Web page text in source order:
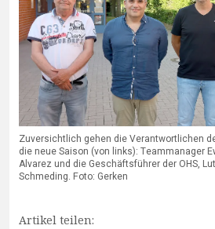
Zuversichtlich gehen die Verantwortlichen
die neue Saison (von links): Teammanager
Alvarez und die Geschäftsführer der OHS,
Schmeding. Foto: Gerken
Artikel teilen: